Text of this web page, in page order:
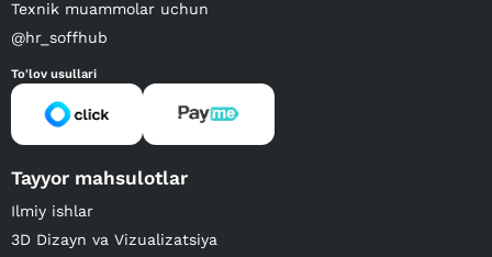
Texnik muammolar uchun
@hr_soffhub
To'lov usullari
Tayyor mahsulotlar
Ilmiy ishlar
3D Dizayn va Vizualizatsiya